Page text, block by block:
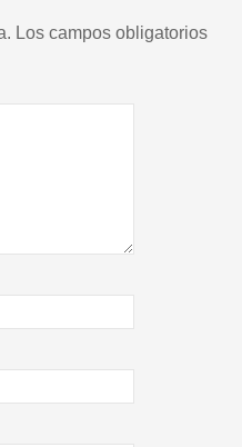
Los campos obligatorios